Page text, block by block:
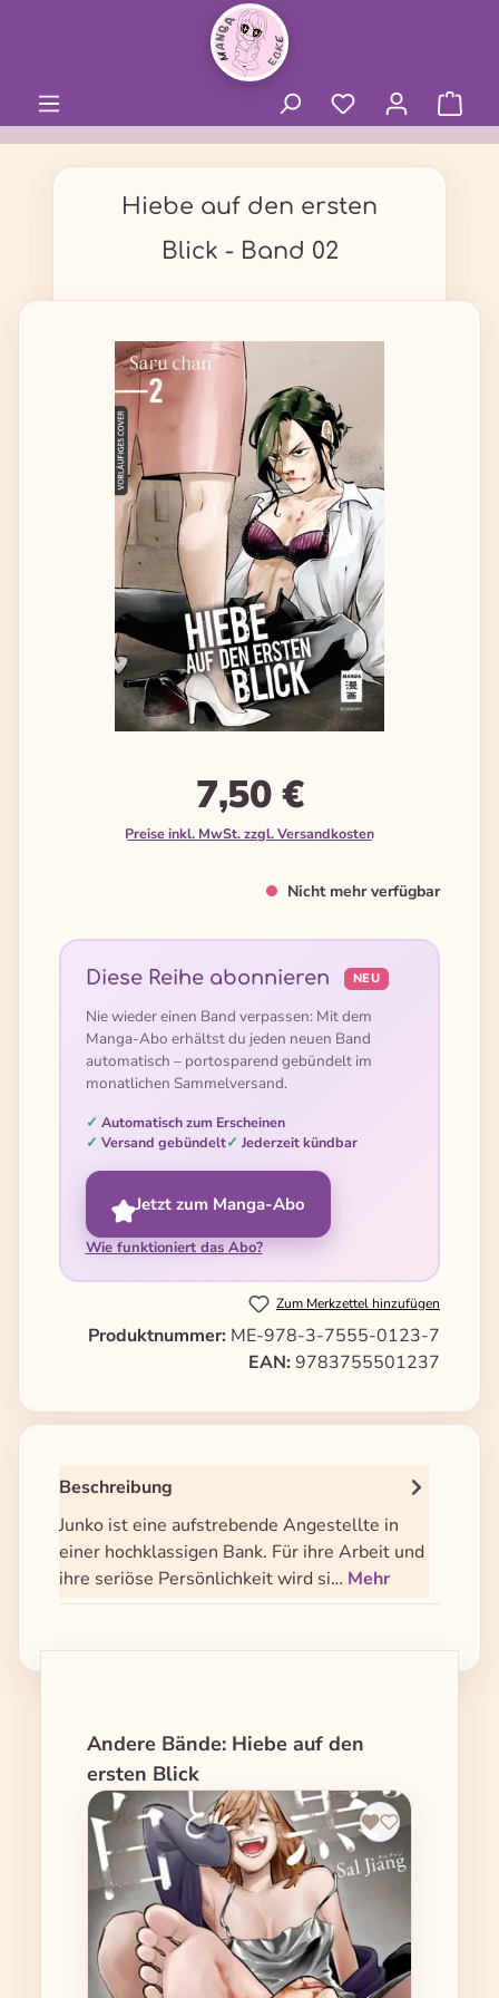
Hiebe auf den ersten
Blick - Band 02
Bildergalerie überspringen
7,50 €
Preise inkl. MwSt. zzgl. Versandkosten
Nicht mehr verfügbar
Diese Reihe abonnieren NEU
Nie wieder einen Band verpassen: Mit dem
Manga-Abo erhältst du jeden neuen Band
automatisch – portosparend gebündelt im
monatlichen Sammelversand.
Automatisch zum Erscheinen
Versand gebündelt
Jederzeit kündbar
Jetzt zum Manga-Abo
Wie funktioniert das Abo?
Zum Merkzettel hinzufügen
Produktnummer: ME-978-3-7555-0123-7
EAN: 9783755501237
Beschreibung
Junko ist eine aufstrebende Angestellte in
einer hochklassigen Bank. Für ihre Arbeit und
ihre seriöse Persönlichkeit wird si… Mehr
Produktgalerie überspringen
Andere Bände: Hiebe auf den
ersten Blick